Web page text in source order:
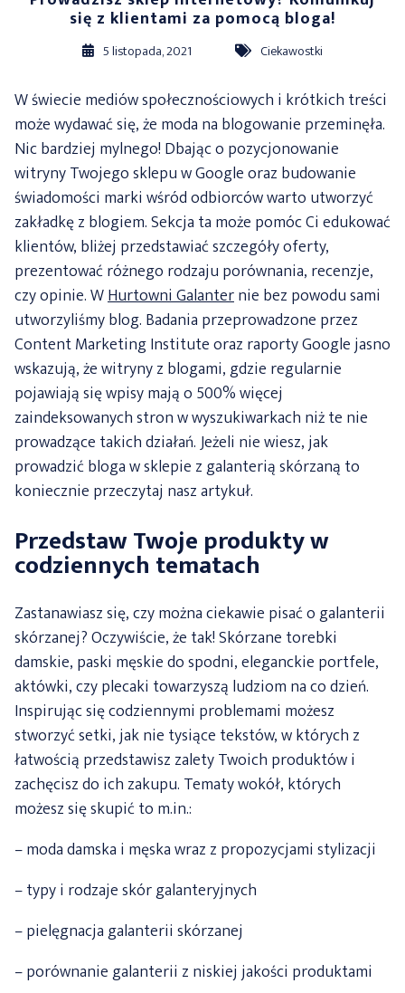
się z klientami za pomocą bloga!
5 listopada, 2021 Ciekawostki
W świecie mediów społecznościowych i krótkich treści
może wydawać się, że moda na blogowanie przeminęła.
Nic bardziej mylnego! Dbając o pozycjonowanie
witryny Twojego sklepu w Google oraz budowanie
świadomości marki wśród odbiorców warto utworzyć
zakładkę z blogiem. Sekcja ta może pomóc Ci edukować
klientów, bliżej przedstawiać szczegóły oferty,
prezentować różnego rodzaju porównania, recenzje,
czy opinie. WHurtowni Galanternie bez powodu sami
utworzyliśmy blog. Badania przeprowadzone przez
Content Marketing Institute oraz raporty Google jasno
wskazują, że witryny z blogami, gdzie regularnie
pojawiają się wpisy mają o 500% więcej
zaindeksowanych stron w wyszukiwarkach niż te nie
prowadzące takich działań. Jeżeli nie wiesz, jak
prowadzić bloga w sklepie z galanterią skórzaną to
koniecznie przeczytaj nasz artykuł.
Przedstaw Twoje produkty w
codziennych tematach
Zastanawiasz się, czy można ciekawie pisać o galanterii
skórzanej? Oczywiście, że tak! Skórzane torebki
damskie, paski męskie do spodni, eleganckie portfele,
aktówki, czy plecaki towarzyszą ludziom na co dzień.
Inspirując się codziennymi problemami możesz
stworzyć setki, jak nie tysiące tekstów, w których z
łatwością przedstawisz zalety Twoich produktów i
zachęcisz do ich zakupu. Tematy wokół, których
możesz się skupić to m.in.:
– moda damska i męska wraz z propozycjami stylizacji
– typy i rodzaje skór galanteryjnych
– pielęgnacja galanterii skórzanej
– porównanie galanterii z niskiej jakości produktami